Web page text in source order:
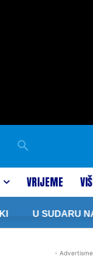
VRIJEME
U SUDARU
-